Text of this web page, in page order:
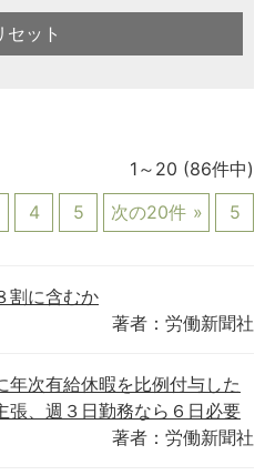
セット
1～20 (86件中)
4 5 次の20件 5
割に含むか
著者：労働新聞社
年次有給休暇を比例付与した
張、週３日勤務なら６日必要
著者：労働新聞社